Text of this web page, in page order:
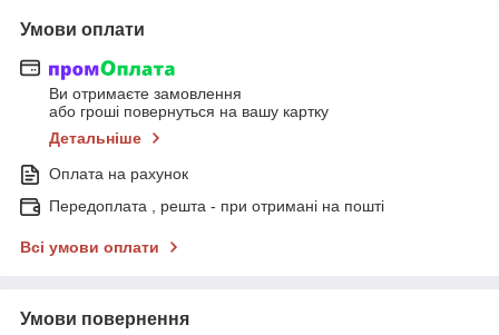
Умови оплати
Ви отримаєте замовлення
або гроші повернуться на вашу картку
Детальніше
Оплата на рахунок
Передоплата , решта - при отримані на пошті
Всі умови оплати
Умови повернення